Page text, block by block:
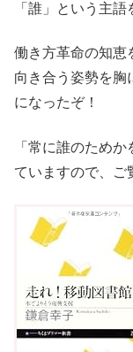
「誰」という主語
働き方革命の知恵
向き合う姿勢を胸
になったぞ！
「常に誰のため
ていますので、ご